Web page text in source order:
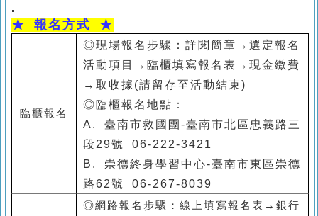
.
★ 報名方式 ★
臨櫃報名
◎現場報名步驟：詳閱簡章→選定報名
活動項目→臨櫃填寫報名表→現金繳費
→取收據(請留存至活動結束)
◎臨櫃報名地點：
A. 臺南市救國團-臺南市北區忠義路三
段29號 06-222-3421
B. 崇德終身學習中心-臺南市東區崇德
路62號 06-267-8039
C. 永康終身學習中心-臺南市永康區中
◎網路報名步驟：線上填寫報名表→銀行